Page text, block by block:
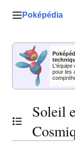
Menu principal
Poképédia
pour les
Basculer la table
Soleil